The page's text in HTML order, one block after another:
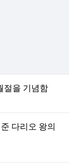
절을 기념함
다리오 왕의